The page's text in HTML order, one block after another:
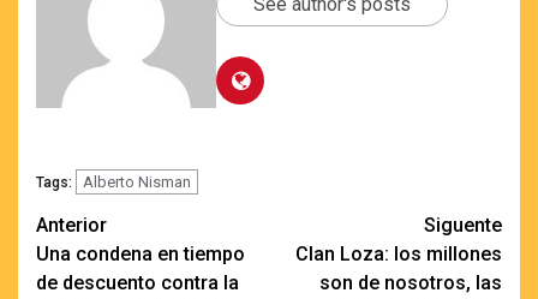
Tags: Alberto Nisman
Navegación
de
Anterior
Una condena en tiempo
de descuento contra la
Siguente
Clan Loza: los millones
son de nosotros, las